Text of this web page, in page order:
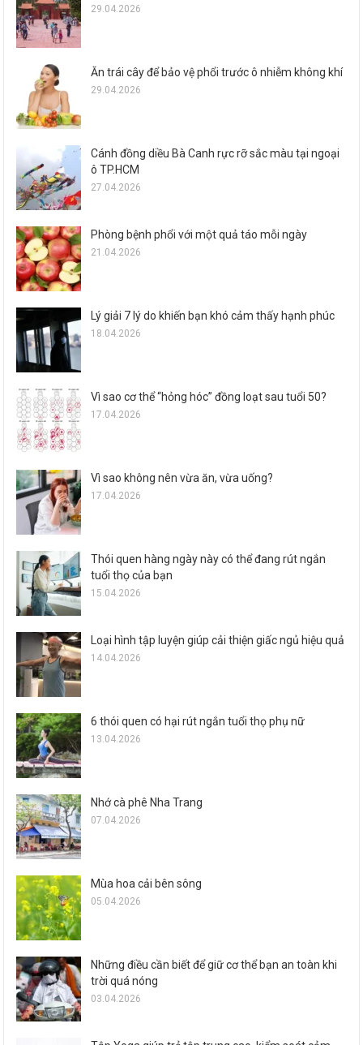
29.04.2026
Ăn trái cây để bảo vệ phổi trước ô nhiễm không khí
29.04.2026
Cánh đồng diều Bà Canh rực rỡ sắc màu tại ngoại
ô TP.HCM
27.04.2026
Phòng bệnh phổi với một quả táo mỗi ngày
21.04.2026
Lý giải 7 lý do khiến bạn khó cảm thấy hạnh phúc
18.04.2026
Vì sao cơ thể “hỏng hóc” đồng loạt sau tuổi 50?
17.04.2026
Vì sao không nên vừa ăn, vừa uống?
17.04.2026
Thói quen hàng ngày này có thể đang rút ngắn
tuổi thọ của bạn
15.04.2026
Loại hình tập luyện giúp cải thiện giấc ngủ hiệu quả
14.04.2026
6 thói quen có hại rút ngắn tuổi thọ phụ nữ
13.04.2026
Nhớ cà phê Nha Trang
07.04.2026
Mùa hoa cải bên sông
05.04.2026
Những điều cần biết để giữ cơ thể bạn an toàn khi
trời quá nóng
03.04.2026